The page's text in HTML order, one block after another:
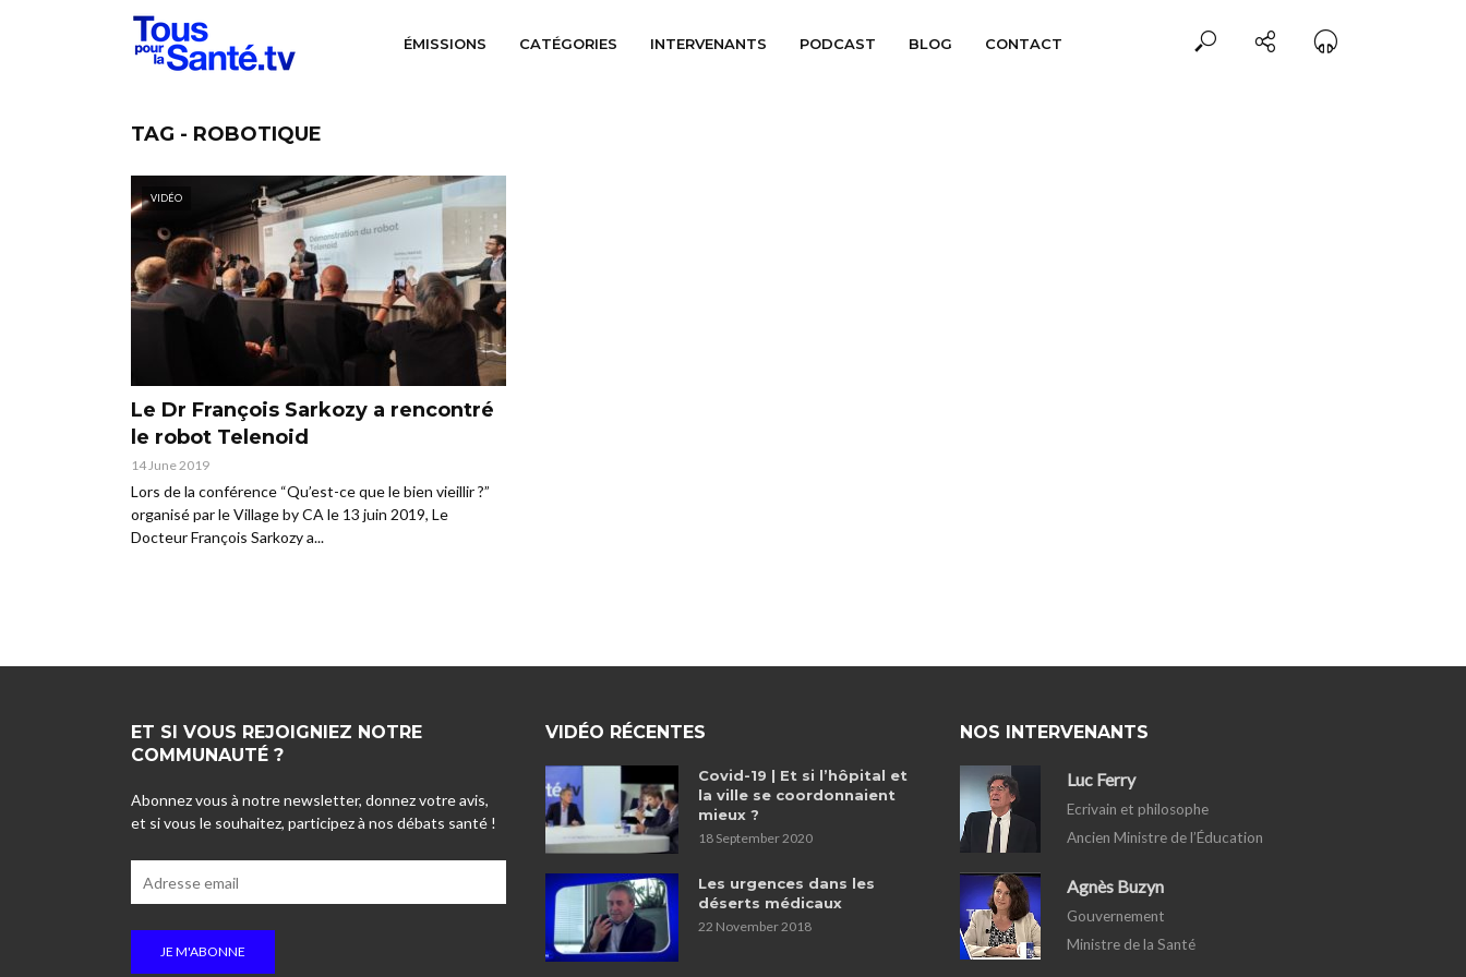
ÉMISSIONS CATÉGORIES INTERVENANTS PODCAST BLOG CONTACT
TAG - ROBOTIQUE
VIDÉO
Le Dr François Sarkozy a rencontré
le robot Telenoid
14 June 2019
Lors de la conférence “Qu’est-ce que le bien vieillir ?”
organisé par le Village by CA le 13 juin 2019, Le
Docteur François Sarkozy a...
ET SI VOUS REJOIGNIEZ NOTRE
COMMUNAUTÉ ?
Abonnez vous à notre newsletter, donnez votre avis,
et si vous le souhaitez, participez à nos débats santé !
VIDÉO RÉCENTES
Covid-19 | Et si l’hôpital et
la ville se coordonnaient
mieux ?
18 September 2020
Les urgences dans les
déserts médicaux
22 November 2018
NOS INTERVENANTS
Luc Ferry
Ecrivain et philosophe
Ancien Ministre de l’Éducation
Agnès Buzyn
Gouvernement
Ministre de la Santé